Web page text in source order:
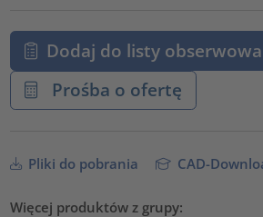
Dodaj do listy
Prośba o ofertę
Pliki do pobrania CAD-
Więcej produktów z grupy: